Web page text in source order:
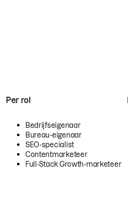
Per rol
Bedrijfseigenaar
Bureau-eigenaar
SEO-specialist
Contentmarketeer
Full-Stack Growth-marketeer